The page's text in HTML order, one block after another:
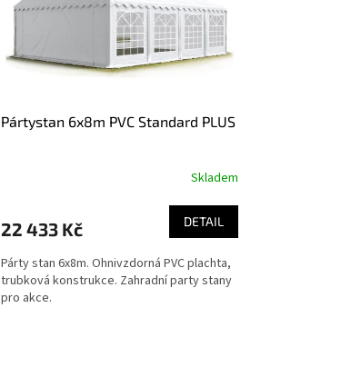
Pártystan 6x8m PVC Standard PLUS
Skladem
22 433 Kč DETAIL
Párty stan 6x8m. Ohnivzdorná PVC plachta,
trubková konstrukce. Zahradní party stany
pro akce.